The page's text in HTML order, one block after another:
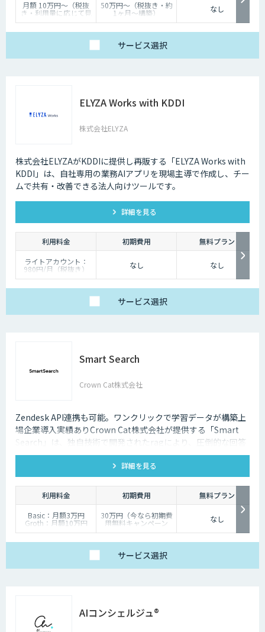
月額 10万円〜（税抜
き・利用量に応じて見
積り）
50万円〜（税抜き・約
1ヶ月〜構築） なし
サービス選択
ELYZA Works with KDDI
株式会社ELYZA
株式会社ELYZAがKDDIに提供し再販する「ELYZA Works with
KDDI」は、自社専用の業務AIアプリを現場主導で作成し、チー
ムで共有・改善できる法人向けツールです。
詳細を見る
利用料金 初期費用
無料プラン
ライトアカウント：
980円/月（税抜き）
ベーシックアカウン
ト：4,980円/月（税抜
き）
なし なし
サービス選択
Smart Search
Crown Cat株式会社
Zendesk API連携も可能。ワンクリックで学習データが構築上
場企業導入実績ありCrown Cat株式会社が提供する「Smart
Search」は、独自技術で開発されたragにより、圧倒的な回答
精度を誇るAIチャットボットです。また回答精度が悪い時は管
理画面から簡単にご自身でチューニングができる、簡単でかつ
高精度な特徴があります。
詳細を見る
利用料金 初期費用
無料プラン
Basic：月額3万円
Groth：月額10万円
Enterprise：月額20万
30万円（今なら初期費
用無料キャンペーン
中）
なし
サービス選択
AIコンシェルジュ®